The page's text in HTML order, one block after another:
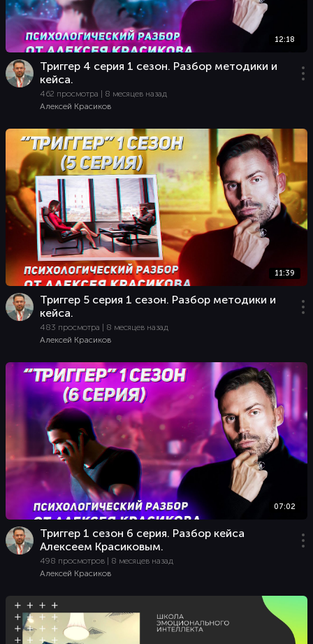
12:18
Триггер 4 серия 1 сезон. Разбор методики и
кейса.
462 просмотра | 8 месяцев назад
Алексей Красиков
11:39
Триггер 5 серия 1 сезон. Разбор методики и
кейса.
483 просмотра | 8 месяцев назад
Алексей Красиков
07:02
Триггер 1 сезон 6 серия. Разбор кейса
Алексеем Красиковым.
498 просмотров | 8 месяцев назад
Алексей Красиков